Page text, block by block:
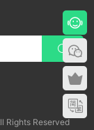
Rights Reserved